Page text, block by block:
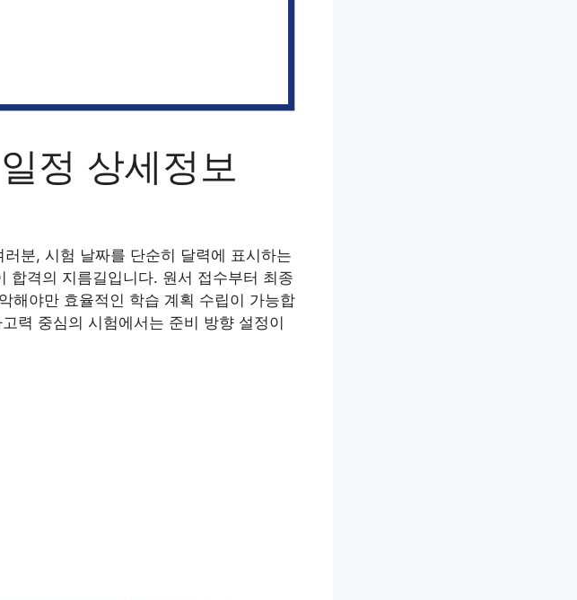
정 상세정보
분, 시험 날짜를 단순히 달력에 표시하는
합격의 지름길입니다. 원서 접수부터 최종
해야만 효율적인 학습 계획 수립이 가능합
력 중심의 시험에서는 준비 방향 설정이